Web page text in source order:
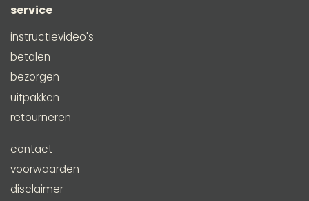
service
instructievideo's
betalen
bezorgen
uitpakken
retourneren
contact
voorwaarden
disclaimer